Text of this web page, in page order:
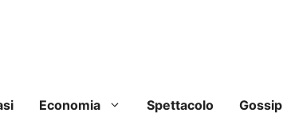
Economia Spettacolo Gossip